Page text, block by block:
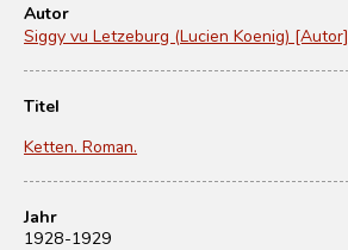
Autor
Siggy vu Letzeburg (Lucien Koenig) [Autor]
Titel
Ketten. Roman.
Jahr
1928-1929